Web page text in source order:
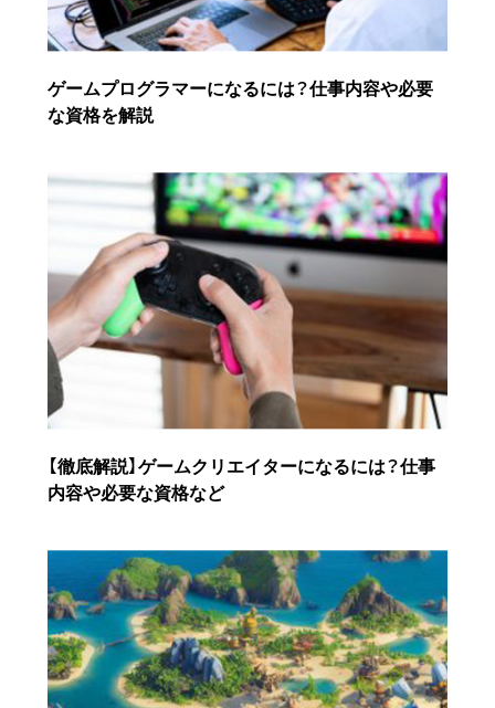
ゲームプログラマーになるには？仕事内容や必要
な資格を解説
【徹底解説】ゲームクリエイターになるには？仕事
内容や必要な資格など